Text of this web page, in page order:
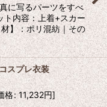
に写るパーツをすべ
内容：上着+スカー
：ポリ混紡｜その
スプレ衣装
格: 11,232円]